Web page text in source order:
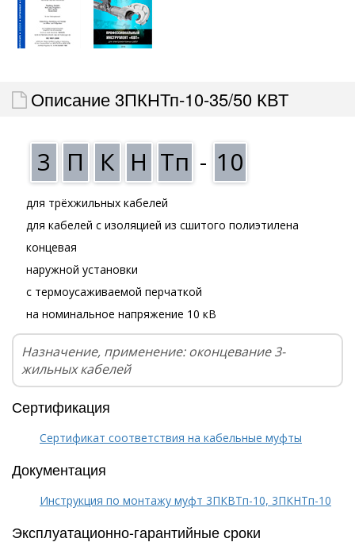
Описание 3ПКНТп-10-35/50 КВТ
3 П К Н Тп - 10
для трёхжильных кабелей
для кабелей с изоляцией из сшитого полиэтилена
концевая
наружной установки
с термоусаживаемой перчаткой
на номинальное напряжение 10 кВ
Назначение, применение: оконцевание 3-
жильных кабелей
Сертификация
Сертификат соответствия на кабельные муфты
Документация
Инструкция по монтажу муфт 3ПКВТп-10, 3ПКНТп-10
Эксплуатационно-гарантийные сроки